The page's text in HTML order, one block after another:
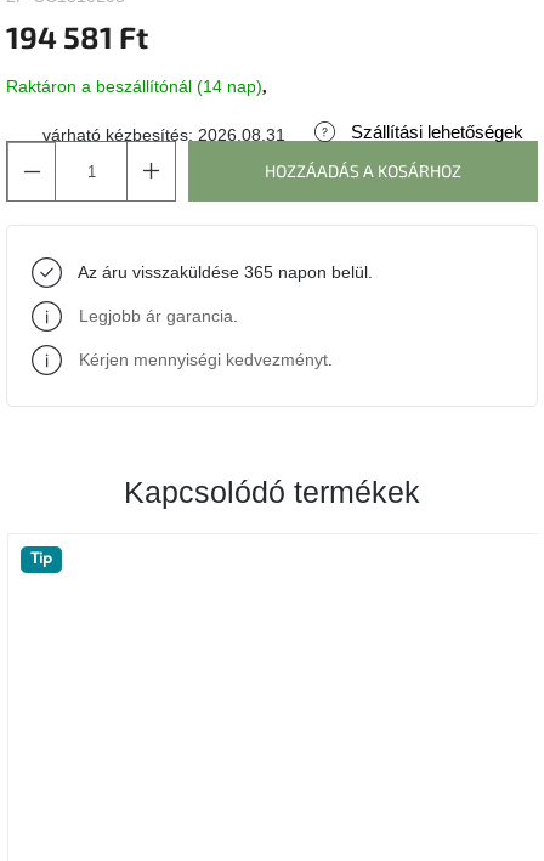
Richmond
gyűjtemény
line
Tenzo
Ame
Yens
Szezonális
Bohém
194 581 Ft
Raktáron a beszállítónál (14 nap)
várható kézbesítés: 2026.08.31
Szállítási lehetőségek
HOZZÁADÁS A KOSÁRHOZ
Az áru visszaküldése 365 napon belül.
Legjobb ár garancia
Kérjen mennyiségi kedvezményt
Kapcsolódó termékek
Tip